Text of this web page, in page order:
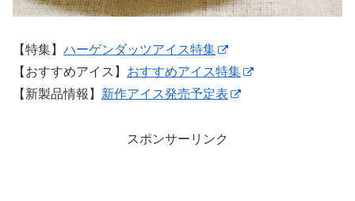
【特集】 ハーゲンダッツアイス特集
【おすすめアイス】 おすすめアイス特集
【新製品情報】 新作アイス発売予定表
スポンサーリンク